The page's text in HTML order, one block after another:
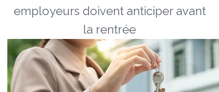
employeurs doivent anticiper avant
la rentrée